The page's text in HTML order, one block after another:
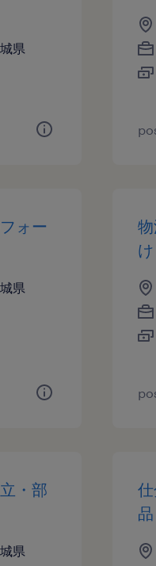
県
ォー
県
・部
県
品